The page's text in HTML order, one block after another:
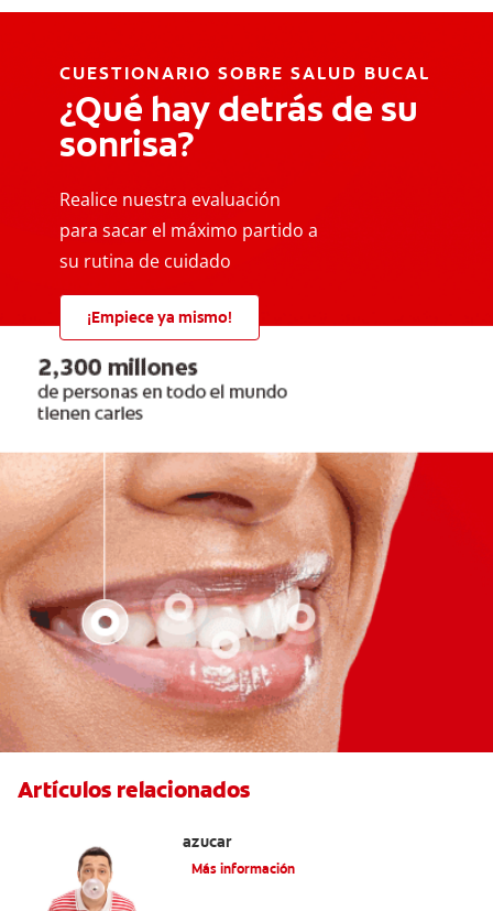
CUESTIONARIO SOBRE SALUD BUCAL
¿Qué hay detrás de su
sonrisa?
Realice nuestra evaluación
para sacar el máximo partido a
su rutina de cuidado
¡Empiece ya mismo!
Artículos relacionados
azúcar
Más información